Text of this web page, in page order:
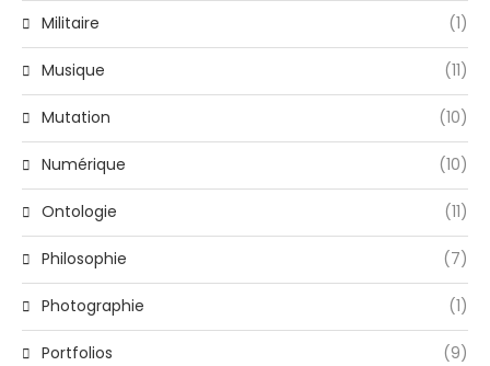
Militaire (1)
Musique (11)
Mutation (10)
Numérique (10)
Ontologie (11)
Philosophie (7)
Photographie (1)
Portfolios (9)